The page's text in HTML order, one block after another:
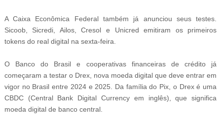
A Caixa Econômica Federal também já anunciou seus testes.
Sicoob, Sicredi, Ailos, Cresol e Unicred emitiram os primeiros
tokens do real digital na sexta-feira.
O Banco do Brasil e cooperativas financeiras de crédito já
começaram a testar o Drex, nova moeda digital que deve entrar em
vigor no Brasil entre 2024 e 2025. Da família do Pix, o Drex é uma
CBDC (Central Bank Digital Currency em inglês), que significa
moeda digital de banco central.